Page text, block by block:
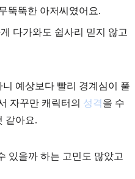
뚝뚝한 아저씨였어요.
다가와도 쉽사리 믿지 않고
예상보다 빨리 경계심이 풀
자꾸만 캐릭터의 성격 을 수
같아요.
있을까 하는 고민도 많았고